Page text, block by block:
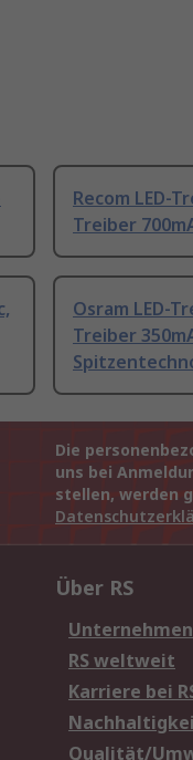
Recom LED-
Treiber
Osram LED-
Treiber
Die
uns bei
stellen, werden
Über RS
Unternehmen
RS weltweit
Karriere bei
Qualität/